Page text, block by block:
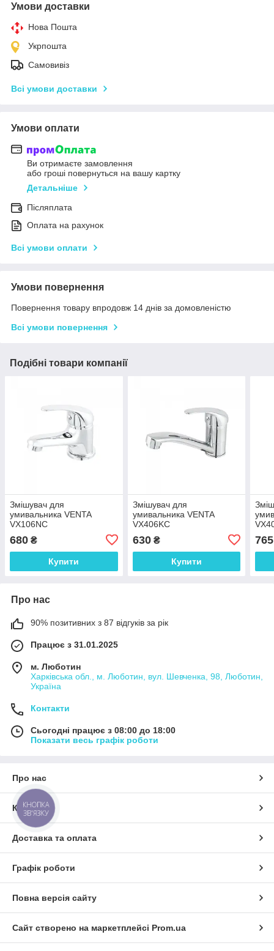
Умови доставки
Нова Пошта
Укрпошта
Самовивіз
Всі умови доставки
Умови оплати
Ви отримаєте замовлення
або гроші повернуться на вашу картку
Детальніше
Післяплата
Оплата на рахунок
Всі умови оплати
Умови повернення
Повернення товару впродовж 14 днів за домовленістю
Всі умови повернення
Подібні товари компанії
Змішувач для
умивальника VENTA
VX106NC
680 ₴
Купити
Змішувач для
умивальника VENTA
VX406KC
630₴
Купити
765
Про нас
90% позитивних з 87 відгуків за рік
Працює з 31.01.2025
м. Люботин
Харківська обл., м. Люботин, вул. Шевченка, 98, Люботин,
Україна
Контакти
Сьогодні працює з 08:00 до 18:00
Показати весь графік роботи
Про нас
Контакти
Доставка та оплата
Графік роботи
Повна версія сайту
Сайт створено на маркетплейсі Prom.ua
КНОПКА
ЗВ'ЯЗКУ